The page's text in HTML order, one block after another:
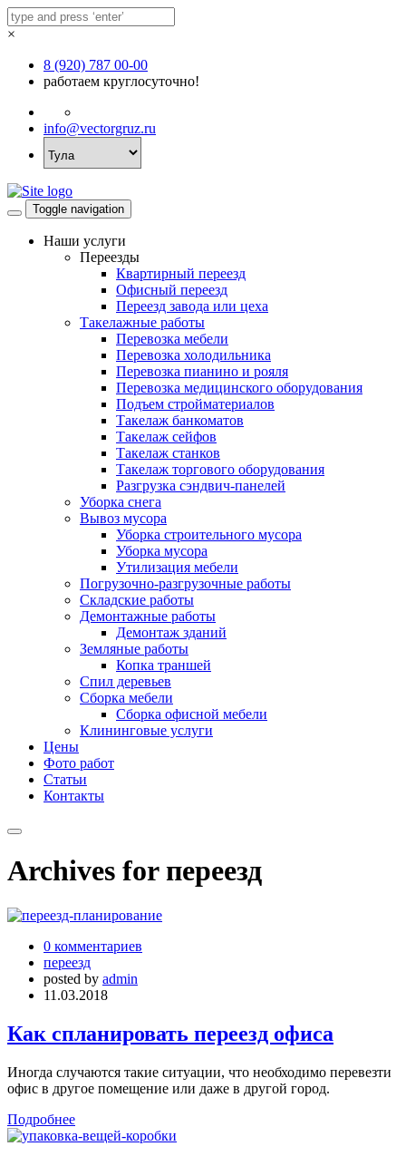
×
8 (920) 787 00-00
работаем круглосуточно!
info@vectorgruz.ru
Toggle navigation
Наши услуги
Переезды
Квартирный переезд
Офисный переезд
Переезд завода или цеха
Такелажные работы
Перевозка мебели
Перевозка холодильника
Перевозка пианино и рояля
Перевозка медицинского оборудования
Подъем стройматериалов
Такелаж банкоматов
Такелаж сейфов
Такелаж станков
Такелаж торгового оборудования
Разгрузка сэндвич-панелей
Уборка снега
Вывоз мусора
Уборка строительного мусора
Уборка мусора
Утилизация мебели
Погрузочно-разгрузочные работы
Складские работы
Демонтажные работы
Демонтаж зданий
Земляные работы
Копка траншей
Спил деревьев
Сборка мебели
Сборка офисной мебели
Клининговые услуги
Цены
Фото работ
Cтатьи
Контакты
Archives for переезд
0 комментариев
переезд
posted by admin
11.03.2018
Как спланировать переезд офиса
Иногда случаются такие ситуации, что необходимо перевезти
офис в другое помещение или даже в другой город.
Подробнее